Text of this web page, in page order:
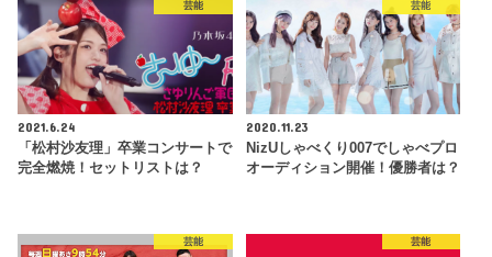
芸能
2021.6.24
「松村沙友理」卒業コンサートで
完全燃焼！セットリストは？
芸能
2020.11.23
NizUしゃべくり007でしゃべプロ
オーディション開催！優勝者は？
芸能 芸能